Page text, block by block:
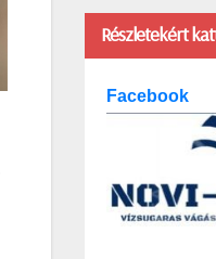
Részletekért
Facebook